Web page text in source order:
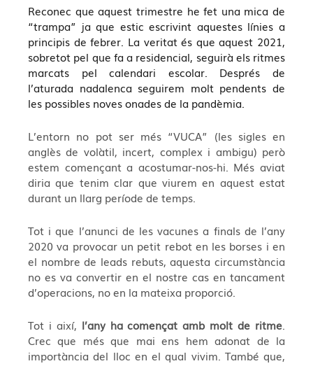
Reconec que aquest trimestre he fet una mica de
“trampa” ja que estic escrivint aquestes línies a
principis de febrer. La veritat és que aquest 2021,
sobretot pel que fa a residencial, seguirà els ritmes
marcats pel calendari escolar. Després de
l’aturada nadalenca seguirem molt pendents de
les possibles noves onades de la pandèmia.
L’entorn no pot ser més “VUCA” (les sigles en
anglès de volàtil, incert, complex i ambigu) però
estem començant a acostumar-nos-hi. Més aviat
diria que tenim clar que viurem en aquest estat
durant un llarg període de temps.
Tot i que l’anunci de les vacunes a finals de l’any
2020 va provocar un petit rebot en les borses i en
el nombre de leads rebuts, aquesta circumstància
no es va convertir en el nostre cas en tancament
d’operacions, no en la mateixa proporció.
Tot i així, l’any ha començat amb molt de ritme
Crec que més que mai ens hem adonat de la
importància del lloc en el qual vivim. També que,